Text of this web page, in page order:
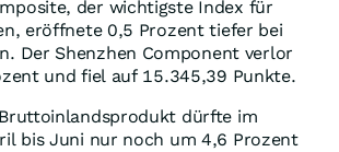
der wichtigste Index für
eröffnete 0,5 Prozent tiefer bei
Der Shenzhen Component verlor
und fiel auf 15.345,39 Punkte.
dürfte im
bis Juni nur noch um 4,6 Prozent